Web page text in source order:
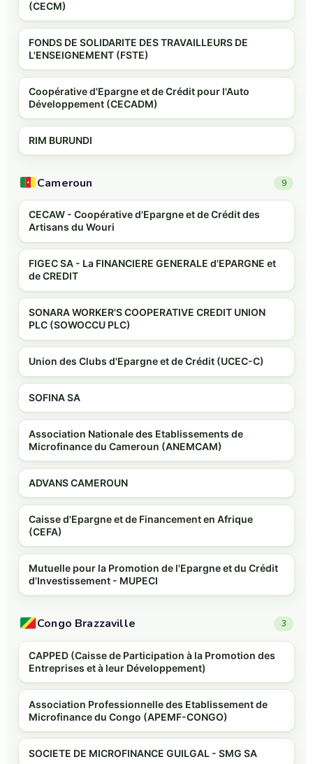
(CECM)
FONDS DE SOLIDARITE DES TRAVAILLEURS DE
L'ENSEIGNEMENT (FSTE)
Coopérative d'Epargne et de Crédit pour l'Auto
Développement (CECADM)
RIM BURUNDI
Cameroun 9
CECAW - Coopérative d'Epargne et de Crédit des
Artisans du Wouri
FIGEC SA - La FINANCIERE GENERALE d'EPARGNE et
de CREDIT
SONARA WORKER'S COOPERATIVE CREDIT UNION
PLC (SOWOCCU PLC)
Union des Clubs d'Epargne et de Crédit (UCEC-C)
SOFINA SA
Association Nationale des Etablissements de
Microfinance du Cameroun (ANEMCAM)
ADVANS CAMEROUN
Caisse d'Epargne et de Financement en Afrique
(CEFA)
Mutuelle pour la Promotion de l'Epargne et du Crédit
d'Investissement - MUPECI
Congo Brazzaville 3
CAPPED (Caisse de Participation à la Promotion des
Entreprises et à leur Développement)
Association Professionnelle des Etablissement de
Microfinance du Congo (APEMF-CONGO)
SOCIETE DE MICROFINANCE GUILGAL - SMG SA